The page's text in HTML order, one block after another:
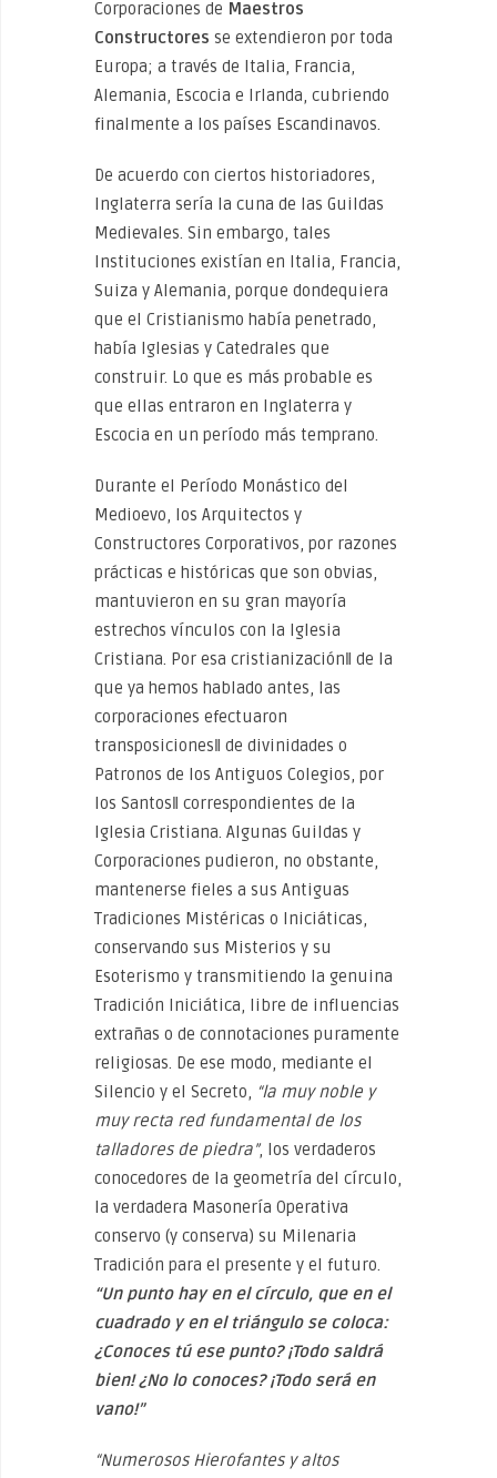
Corporaciones de Maestros
Constructores se extendieron por toda
Europa; a través de Italia, Francia,
Alemania, Escocia e Irlanda, cubriendo
finalmente a los países Escandinavos.
De acuerdo con ciertos historiadores,
Inglaterra sería la cuna de las Guildas
Medievales. Sin embargo, tales
Instituciones existían en Italia, Francia,
Suiza y Alemania, porque dondequiera
que el Cristianismo había penetrado,
había Iglesias y Catedrales que
construir. Lo que es más probable es
que ellas entraron en Inglaterra y
Escocia en un período más temprano.
Durante el Período Monástico del
Medioevo, los Arquitectos y
Constructores Corporativos, por razones
prácticas e históricas que son obvias,
mantuvieron en su gran mayoría
estrechos vínculos con la Iglesia
Cristiana. Por esa cristianización‖ de la
que ya hemos hablado antes, las
corporaciones efectuaron
transposiciones‖ de divinidades o
Patronos de los Antiguos Colegios, por
los Santos‖ correspondientes de la
Iglesia Cristiana. Algunas Guildas y
Corporaciones pudieron, no obstante,
mantenerse fieles a sus Antiguas
Tradiciones Mistéricas o Iniciáticas,
conservando sus Misterios y su
Esoterismo y transmitiendo la genuina
Tradición Iniciática, libre de influencias
extrañas o de connotaciones puramente
religiosas. De ese modo, mediante el
Silencio y el Secreto, “la muy noble y
muy recta red fundamental de los
talladores de piedra”, los verdaderos
conocedores de la geometría del círculo,
la verdadera Masonería Operativa
conservo (y conserva) su Milenaria
Tradición para el presente y el futuro.
“Un punto hay en el círculo, que en el
cuadrado y en el triángulo se coloca:
¿Conoces tú ese punto? ¡Todo saldrá
bien! ¿No lo conoces? ¡Todo será en
vano!”
“Numerosos Hierofantes y altos